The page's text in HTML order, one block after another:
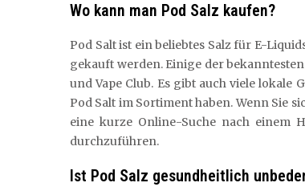
Wo kann man Pod Salz kaufen?
Pod Salt ist ein beliebtes Salz für E-
gekauft werden. Einige der
und Vape Club. Es gibt auch viele lokale
Pod Salt im Sortiment haben. Wenn Sie
eine kurze Online-Suche nach einem
durchzuführen.
Ist Pod Salz gesundheitlich